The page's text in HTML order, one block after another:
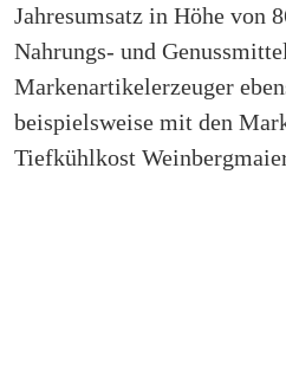
Jahresumsatz in Höhe von
Nahrungs- und
Markenartikelerzeuger
beispielsweise mit den
Tiefkühlkost